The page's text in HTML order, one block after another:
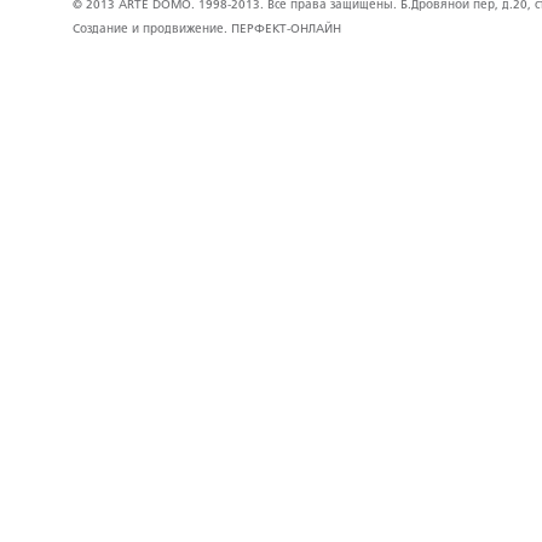
© 2013 ARTE DOMO. 1998-2013. Все права защищены. Б.Дровяной пер, д.20,
Создание и продвижение.
ПЕРФЕКТ-ОНЛАЙН